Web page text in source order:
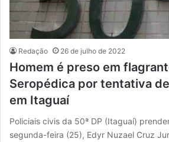
Redação 26 de julho de 2022
Homem é preso em
Seropédica por tentativa
em Itaguaí
Policiais civis da 50ª DP (Itaguaí)
segunda-feira (25), Edyr Nuzael Cruz